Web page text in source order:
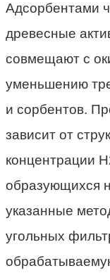
Адсорбентами
древесные
совмещают с
уменьшению
и сорбентов.
зависит от
концентрации
образующихся
указанные
угольных